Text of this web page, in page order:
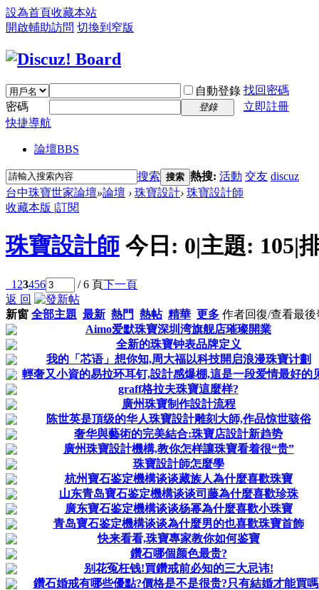
設為首頁收藏本站
開啟輔助訪問 切換到窄版
自動登錄 找回密碼
密碼
登錄
立即註冊
快捷導航
論壇BBS
搜索 搜索 熱搜: 活動 交友 discuz
台中珠寶世家論壇»論壇 › 珠寶設計› 珠寶設計師
收藏本版 |訂閱
珠寶設計師 今日: 0|主題: 105|
1 23456 / 6 頁下一頁
返 回
新窗 全部主題 最新 熱門 熱帖 精華 更多 作者回復/查看最後
Aimo爱默珠寶深圳湾旗舰店璀璨開業
全新的珠寶钟表品牌定义
我的「芯语」想你知,周大福以科技開启浪漫珠寶计劃
輕奢又小資的易拉环耳钉,設計感爆棚,這是一段爱情最好的
graff格拉夫珠寶這麼样?
廣州珠寶制作設計流程
陈世英是頂级的华人珠寶設計雕刻大師,作品惊世骇俗
奢华與藝術的完美結合:珠寶店設計新趋势
廣州珠寶設計機構,教你怎样讓珠寶看着很“贵”
珠寶設計師怎麼學
杭州寶石鉴定機構谈谈藏族人為什麼喜歡珠寶
山东青岛寶石鉴定機構谈谈司藤為什麼喜歡珍珠
廣东寶石鉴定機構谈谈杨幂為什麼喜歡小珠寶
青岛寶石鉴定機構谈谈為什麼男的也喜歡珠寶首飾
快来看看,珠寶專家教你如何鉴寶
鑽石哪個颜色最贵?
别花冤枉钱!買鑽戒前必知的三大忌讳!
鑽石婚戒有哪些優點?價格是不是很贵?只有結婚才能買